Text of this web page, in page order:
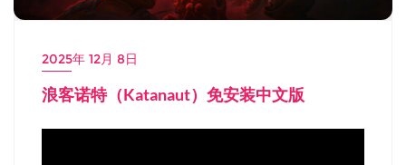
2025年 12月 8日
浪客诺特（Katanaut）免安装中文版